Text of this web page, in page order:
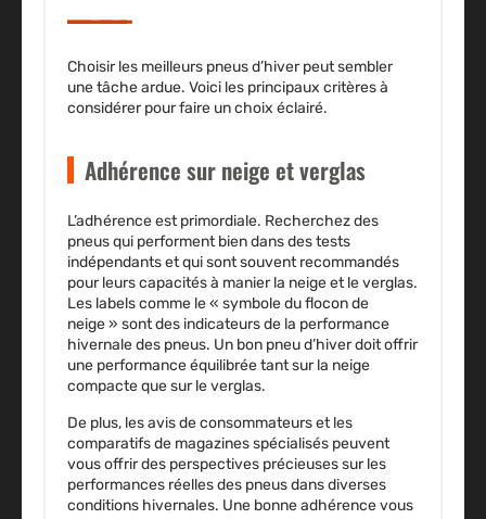
Choisir les meilleurs pneus d’hiver peut sembler
une tâche ardue. Voici les principaux critères à
considérer pour faire un choix éclairé.
Adhérence sur neige et verglas
L’adhérence est primordiale. Recherchez des
pneus qui performent bien dans des tests
indépendants et qui sont souvent recommandés
pour leurs capacités à manier la neige et le verglas.
Les labels comme le « symbole du flocon de
neige » sont des indicateurs de la performance
hivernale des pneus. Un bon pneu d’hiver doit offrir
une performance équilibrée tant sur la neige
compacte que sur le verglas.
De plus, les avis de consommateurs et les
comparatifs de magazines spécialisés peuvent
vous offrir des perspectives précieuses sur les
performances réelles des pneus dans diverses
conditions hivernales. Une bonne adhérence vous